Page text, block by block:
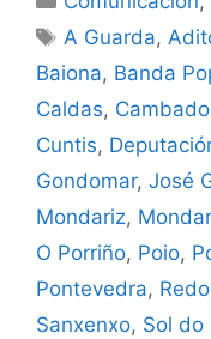
A Guarda,
Baiona, Banda
Caldas,
Cuntis,
Gondomar, José
Mondariz,
O Porriño, Poio,
Pontevedra,
Sanxenxo, Sol do